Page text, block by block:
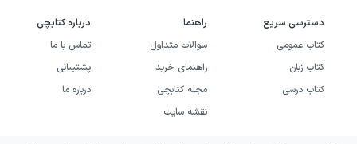
دسترسی سریع
کتاب عمومی
کتاب زبان
کتاب درسی
راهنما
سوالات متداول
راهنمای خرید
مجله کتابچی
نقشه سایت
درباره کتابچی
تماس با ما
پشتیبانی
درباره ما